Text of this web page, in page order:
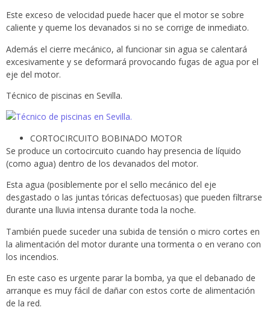
Este exceso de velocidad puede hacer que el motor se sobre
caliente y queme los devanados si no se corrige de inmediato.
Además el cierre mecánico, al funcionar sin agua se calentará
excesivamente y se deformará provocando fugas de agua por el
eje del motor.
Técnico de piscinas en Sevilla.
CORTOCIRCUITO BOBINADO MOTOR
Se produce un cortocircuito cuando hay presencia de líquido
(como agua) dentro de los devanados del motor.
Esta agua (posiblemente por el sello mecánico del eje
desgastado o las juntas tóricas defectuosas) que pueden filtrarse
durante una lluvia intensa durante toda la noche.
También puede suceder una subida de tensión o micro cortes en
la alimentación del motor durante una tormenta o en verano con
los incendios.
En este caso es urgente parar la bomba, ya que el debanado de
arranque es muy fácil de dañar con estos corte de alimentación
de la red.